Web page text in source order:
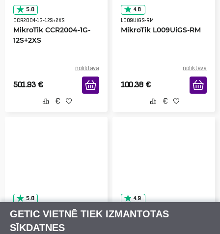
GETIC VIETNĒ TIEK IZMANTOTAS
SĪKDATNES
5.0
CCR2004-1G-12S+2XS
MikroTik CCR2004-1G-
12S+2XS
noliktavā
501.93 €
4.8
L009UiGS-RM
MikroTik L009UiGS-RM
noliktavā
100.38 €
5.0
MikroTik CCR2004-16G-
2S+
4.9
MikroTik